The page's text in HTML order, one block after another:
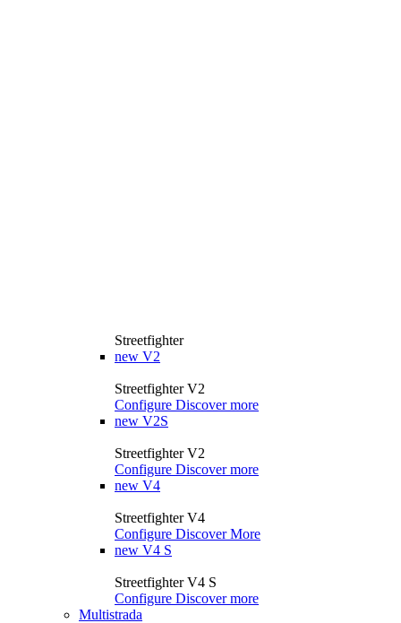
Streetfighter
new V2
Streetfighter V2
Configure Discover more
new V2S
Streetfighter V2
Configure Discover more
new V4
Streetfighter V4
Configure Discover More
new V4 S
Streetfighter V4 S
Configure Discover more
Multistrada